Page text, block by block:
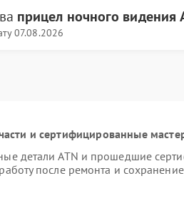
прицел ночного видения
07.08.2026
и сертифицированные
детали ATN и прошедшие
после ремонта и